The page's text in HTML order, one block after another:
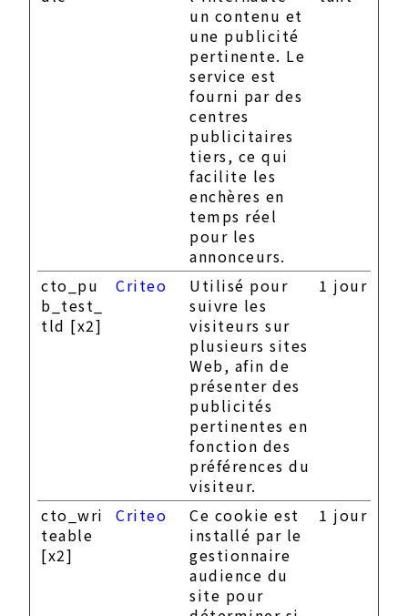
un contenu et
une publicité
pertinente. Le
service est
fourni par des
centres
publicitaires
tiers, ce qui
facilite les
enchères en
temps réel
pour les
annonceurs.
cto_pu
b_test_
tld [x2]
Criteo
Utilisé pour
suivre les
visiteurs sur
plusieurs sites
Web, afin de
présenter des
publicités
pertinentes en
fonction des
préférences du
visiteur.
1 jour
cto_wri
teable
[x2]
Criteo
Ce cookie est
installé par le
gestionnaire
audience du
site pour
1 jour